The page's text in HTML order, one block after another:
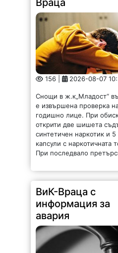
156 | 2026-08-07
Снощи в ж.к„Младост“
е извършена проверка
годишно лице. При
открити две шишета
синтетичен наркотик и 5
капсули с наркотичната
При последвало
ВиК-Враца с
информация за
авария